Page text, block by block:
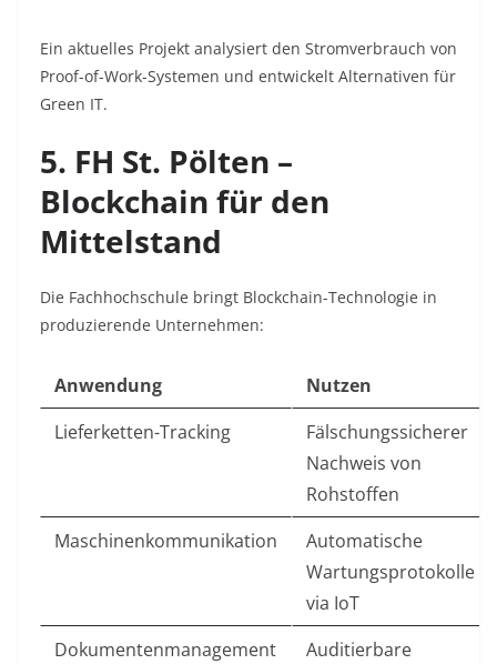
Ein aktuelles Projekt analysiert den Stromverbrauch von
Proof-of-Work-Systemen und entwickelt Alternativen für
Green IT.
5. FH St. Pölten –
Blockchain für den
Mittelstand
Die Fachhochschule bringt Blockchain-Technologie in
produzierende Unternehmen:
Anwendung
Nutzen
Lieferketten-Tracking
Fälschungssicherer
Nachweis von
Rohstoffen
Maschinenkommunikation
Automatische
Wartungsprotokolle
via IoT
Dokumentenmanagement
Auditierbare